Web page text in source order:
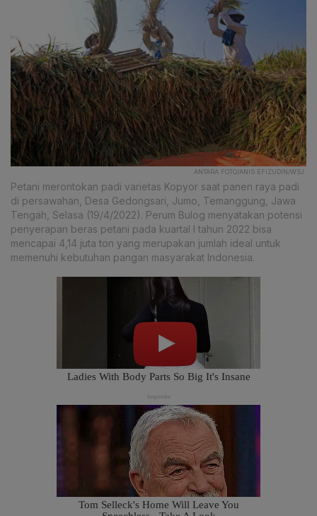
ANTARA FOTO/ANIS EFIZUDIN/WSJ.
Petani merontokan padi varietas Kopyor saat panen raya padi
di persawahan, Desa Gedongsari, Jumo, Temanggung, Jawa
Tengah, Selasa (19/4/2022). Perum Bulog menyatakan potensi
penyerapan beras petani pada kuartal I tahun 2022 bisa
mencapai 4,14 juta ton yang merupakan jumlah ideal untuk
memenuhi kebutuhan pangan masyarakat Indonesia.